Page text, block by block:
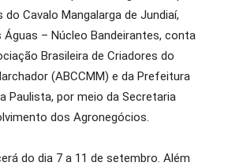
Cavalo Mangalarga de Jundiaí,
Águas – Núcleo Bandeirantes, conta
Brasileira de Criadores do
(ABCCMM) e da Prefeitura
Paulista, por meio da Secretaria
dos Agronegócios.
do dia 7 a 11 de setembro. Além